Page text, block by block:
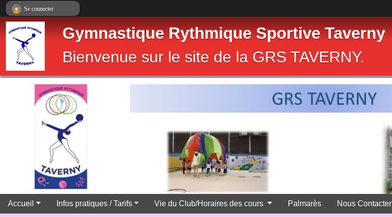
Gymnastique Rythmique Sportive Taverny
Bienvenue sur le site de la GRS TAVERNY.
Accueil Infos pratiques / Tarifs Vie du Club/Horaires des cours Palmarès Nous Contacter
Se connecter
Panneau de gestion des cookies